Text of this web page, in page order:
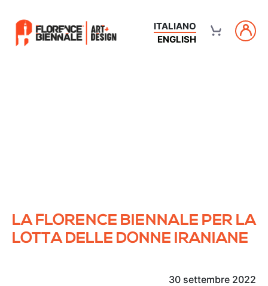
ITALIANO
ENGLISH
LA FLORENCE BIENNALE PER LA
LOTTA DELLE DONNE IRANIANE
30 settembre 2022